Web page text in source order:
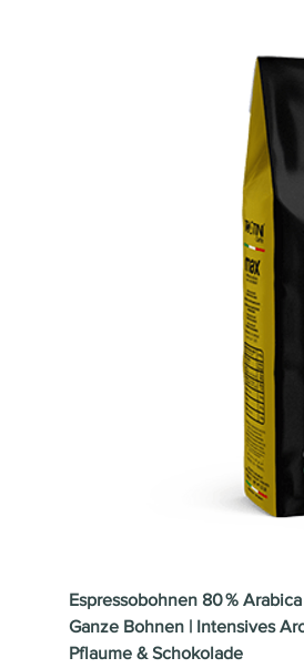
Espressobohnen 80 %
Ganze Bohnen | Intensives
Pflaume & Schokolade